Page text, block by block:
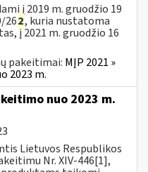
į 2019 m. gruodžio 19
262, kuria nustatoma
į 2021 m. gruodžio 16
pakeitimai: MĮP 2021 »
2023 m.
nuo 2023 m.
Lietuvos Respublikos
Nr. XIV-446[1],